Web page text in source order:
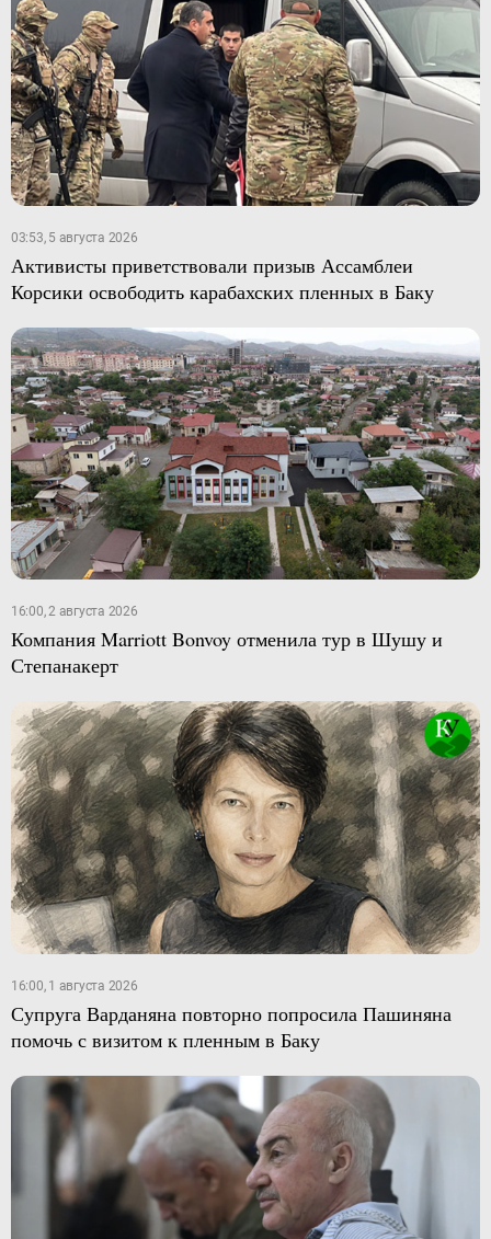
03:53, 5 августа 2026
Активисты приветствовали призыв Ассамблеи
Корсики освободить карабахских пленных в Баку
16:00, 2 августа 2026
Компания Marriott Bonvoy отменила тур в Шушу и
Степанакерт
16:00, 1 августа 2026
Супруга Варданяна повторно попросила Пашиняна
помочь с визитом к пленным в Баку